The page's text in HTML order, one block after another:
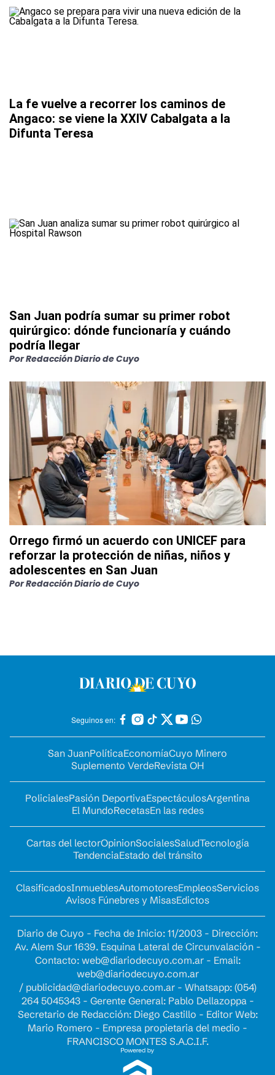
La fe vuelve a recorrer los caminos de
Angaco: se viene la XXIV Cabalgata a la
Difunta Teresa
San Juan podría sumar su primer robot
quirúrgico: dónde funcionaría y cuándo
podría llegar
PorRedacción Diario de Cuyo
Orrego firmó un acuerdo con UNICEF para
reforzar la protección de niñas, niños y
adolescentes en San Juan
PorRedacción Diario de Cuyo
Seguinos en:
San JuanPolíticaEconomíaCuyo Minero
Suplemento VerdeRevista OH
PolicialesPasión DeportivaEspectáculosArgentina
El MundoRecetasEn las redes
Cartas del lectorOpinionSocialesSaludTecnología
TendenciaEstado del tránsito
ClasificadosInmueblesAutomotoresEmpleosServicios
Avisos Fúnebres y MisasEdictos
Diario de Cuyo - Fecha de Inicio: 11/2003 - Dirección:
Av. Alem Sur 1639. Esquina Lateral de Circunvalación -
Contacto: web@diariodecuyo.com.ar- Email:
web@diariodecuyo.com.ar
/ publicidad@diariodecuyo.com.ar- Whatsapp: (054)
264 5045343 - Gerente General: Pablo Dellazoppa -
Secretario de Redacción: Diego Castillo - Editor Web:
Mario Romero - Empresa propietaria del medio -
FRANCISCO MONTES S.A.C.I.F.